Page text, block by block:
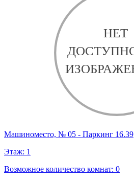
Машиноместо, № 05 - Паркинг 16.39
Этаж: 1
Возможное количество комнат: 0